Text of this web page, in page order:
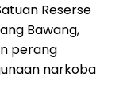
Reserse
Bawang,
perang
narkoba